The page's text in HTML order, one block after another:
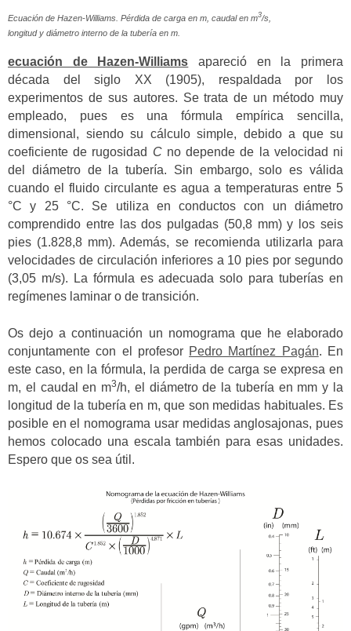
Ecuación de Hazen-Williams. Pérdida de carga en m, caudal en m3/s,
longitud y diámetro interno de la tubería en m.
ecuación de Hazen-Williams apareció en la primera
década del siglo XX (1905), respaldada por los
experimentos de sus autores. Se trata de un método muy
empleado, pues es una fórmula empírica sencilla,
dimensional, siendo su cálculo simple, debido a que su
coeficiente de rugosidad Cno depende de la velocidad ni
del diámetro de la tubería. Sin embargo, solo es válida
cuando el fluido circulante es agua a temperaturas entre 5
°C y 25 °C. Se utiliza en conductos con un diámetro
comprendido entre las dos pulgadas (50,8 mm) y los seis
pies (1.828,8 mm). Además, se recomienda utilizarla para
velocidades de circulación inferiores a 10 pies por segundo
(3,05 m/s). La fórmula es adecuada solo para tuberías en
regímenes laminar o de transición.
Os dejo a continuación un nomograma que he elaborado
conjuntamente con el profesor Pedro Martínez Pagán. En
este caso, en la fórmula, la perdida de carga se expresa en
m, el caudal en m3/h, el diámetro de la tubería en mm y la
longitud de la tubería en m, que son medidas habituales. Es
posible en el nomograma usar medidas anglosajonas, pues
hemos colocado una escala también para esas unidades.
Espero que os sea útil.